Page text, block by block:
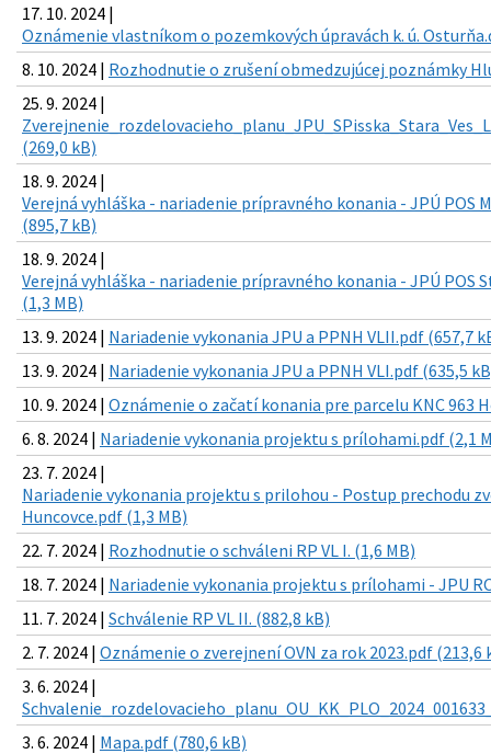
17. 10. 2024 |
Oznámenie vlastníkom o pozemkových úpravách k. ú.
8. 10. 2024 | Rozhodnutie o zrušení obmedzujúcej poznámky
25. 9. 2024 |
(269,0 kB)
18. 9. 2024 |
Verejná vyhláška - nariadenie prípravného konania - JPÚ POS
(895,7 kB)
18. 9. 2024 |
Verejná vyhláška - nariadenie prípravného konania - JPÚ POS
(1,3 MB)
13. 9. 2024 | Nariadenie vykonania JPU a PPNH VLII.pdf (657,7
13. 9. 2024 | Nariadenie vykonania JPU a PPNH VLI.pdf (635,5
10. 9. 2024 | Oznámenie o začatí konania pre parcelu KNC 963
6. 8. 2024 | Nariadenie vykonania projektu s prílohami.pdf (2,1
23. 7. 2024 |
Nariadenie vykonania projektu s prilohou - Postup prechodu
Huncovce.pdf (1,3 MB)
22. 7. 2024 | Rozhodnutie o schváleni RP VL I. (1,6 MB)
18. 7. 2024 | Nariadenie vykonania projektu s prílohami - JPU
11. 7. 2024 | Schválenie RP VL II. (882,8 kB)
2. 7. 2024 | Oznámenie o zverejnení OVN za rok 2023.pdf (213,6
3. 6. 2024 |
3. 6. 2024 | Mapa.pdf (780,6 kB)